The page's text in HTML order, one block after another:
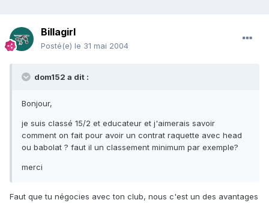
Billagirl
Posté(e) le 31 mai 2004
dom152 a dit :
Bonjour,
je suis classé 15/2 et educateur et j'aimerais savoir
comment on fait pour avoir un contrat raquette avec head
ou babolat ? faut il un classement minimum par exemple?
merci
Faut que tu négocies avec ton club, nous c'est un des avantages